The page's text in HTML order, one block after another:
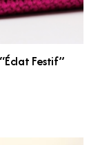
Festif”